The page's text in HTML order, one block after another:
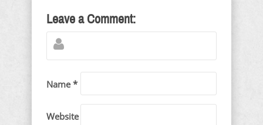
Leave a Comment:
Name *
Website